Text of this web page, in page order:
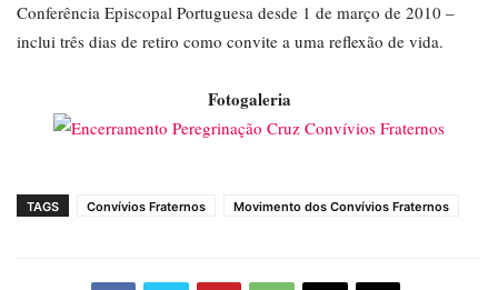
Conferência Episcopal Portuguesa desde 1 de março de 2010 –
inclui três dias de retiro como convite a uma reflexão de vida.
Fotogaleria
TAGS Convívios Fraternos Movimento dos Convívios Fraternos